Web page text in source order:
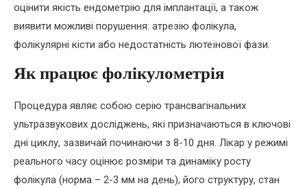
оцінити якість ендометрію для імплантації, а також
виявити можливі порушення: атрезію фолікула,
фолікулярні кісти або недостатність лютеїнової фази.
Як працює фолікулометрія
Процедура являє собою серію трансвагінальних
ультразвукових досліджень, які призначаються в ключові
дні циклу, зазвичай починаючи з 8-10 дня. Лікар у режимі
реального часу оцінює розміри та динаміку росту
фолікула (норма – 2-3 мм на день), його структуру, стан